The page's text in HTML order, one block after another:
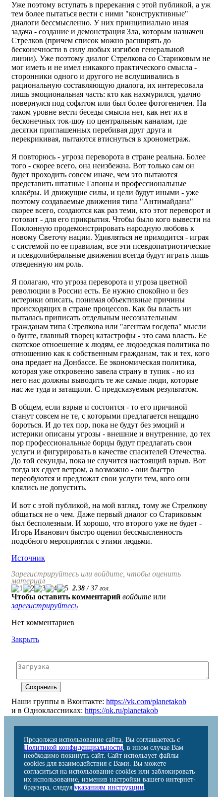
Уже поэтому вступать в пререкания с этой публикой, а уж
тем более пытаться вести с ними "конструктивные"
диалоги бессмысленно. У них принципиально иная
задача - создание и демонстрация Зла, которым назначен
Стрелков (причем список можно расширять до
бесконечности в силу любых изгибов генеральной
линии). Уже поэтому диалог Стрелкова со Стариковым не
мог иметь и не имел никакого практического смысла -
сторонники одного и другого не вслушивались в
рациональную составляющую диалога, их интересовала
лишь эмоциональная часть: кто как нахмурился, удачно
повернулся под софитом или был более фотогеничен. На
таком уровне вести беседы смысла нет, как нет их в
бесконечных ток-шоу по центральным каналам, где
десятки приглашенных перебивая друг друга и
перекрикивая, пытаются втиснуться в хронометраж.
Я повторюсь - угроза переворота в стране реальна. Более
того - скорее всего, она неизбежна. Вот только сам он
будет проходить совсем иначе, чем это пытаются
представить штатные Гапоны и профессиональные
клакёры. И движущие силы, и цели будут иными - уже
поэтому создаваемые движения типа "Антимайдана"
скорее всего, создаются как раз теми, кто этот переворот и
готовит - для его прикрытия. Чтобы было кого вывести на
Поклонную продемонстрировать народную любовь к
новому Светочу нации. Удивляться не приходится - играя
с системой по ее правилам, все эти псевдопатриотические
и псевдолиберальные движения всегда будут играть лишь
отведенную им роль.
Я полагаю, что угроза переворота и угроза цветной
революции в России есть. Ее нужно спокойно и без
истерики описать, понимая объективные причины
происходящих в стране процессов. Как бы власть ни
пыталась приписать отдельным несознательным
гражданам типа Стрелкова или "агентам госдепа" мысли
о бунте, главный творец катастрофы - это сама власть. Ее
скотское отноешение к людям, ее людоедская политика по
отношению как к собственным гражданам, так и тех, кого
она предает на Донбассе. Ее экономическая политика,
которая уже откровенно завела страну в тупик - но из
него нас должны выводить те же самые люди, которые
нас же туда и затащили. С предсказуемым результатом.
В общем, если взрыв и состоится - то его причиной
станут совсем не те, с которыми предлагается нещадно
бороться. И до тех пор, пока не будут без эмоций и
истерики описаны угрозы - внешние и внутренние, до тех
пор профессиональные борцы будут предлагать свои
услуги и фигурировать в качестве спасителей Отечества.
До той секунды, пока не случится настоящий взрыв. Вот
тогда их сдует ветром, а возможно - они быстро
переобуются и предложат свои услуги тем, кого они
клялись не допустить.
И вот с этой публикой, на мой взгляд, тому же Стрелкову
общаться не о чем. Даже первый диалог со Стариковым
был бесполезным. И хорошо, что второго уже не будет -
Игорь Иванович быстро оценил бессмысленность
подобного мероприятия с этими людьми.
Источник
Зарегистрируйтесь или войдите, чтобы оценить
материал
2.38 / 37гол.
Чтобы оставить комментарий войдите или
зарегистрируйтесь
Нет комментариев
Закрыть
Наши группы в Вконтакте: https://vk.com/planetakob
и в Одноклассниках: https://ok.ru/planetakob
Продолжая использование сайта, Вы соглашаетесь с
Политикой конфиденциальности, в ином случае Вам
необходимо покинуть сайт. Сайт использует файлы
cookies для взаимодействия с Вами. Вы можете
согласиться на использование cookies или заблокировать
их использование, изменив настройки вашего интернет-
браузера, следуя указаниям инструкции.